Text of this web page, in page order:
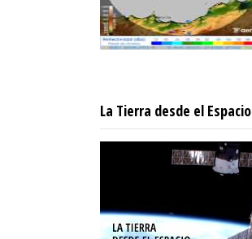
La Tierra desde el Espacio